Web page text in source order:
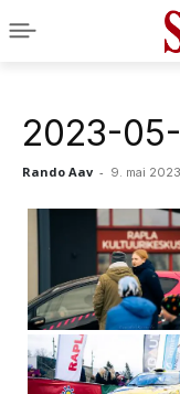
2023-
Rando Aav - 9. mai 2023